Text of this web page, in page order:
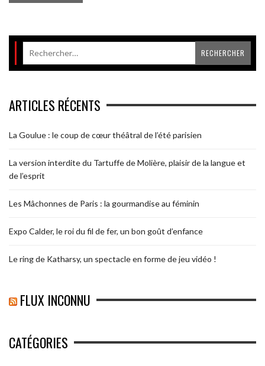
ARTICLES RÉCENTS
La Goulue : le coup de cœur théâtral de l’été parisien
La version interdite du Tartuffe de Molière, plaisir de la langue et
de l’esprit
Les Mâchonnes de Paris : la gourmandise au féminin
Expo Calder, le roi du fil de fer, un bon goût d’enfance
Le ring de Katharsy, un spectacle en forme de jeu vidéo !
FLUX INCONNU
CATÉGORIES